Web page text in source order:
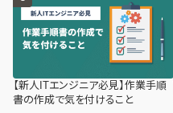
【新人ITエンジニア必見】作業手順
書の作成で気を付けること